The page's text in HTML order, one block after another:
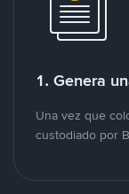
1. Genera
Una vez que
custodiado por